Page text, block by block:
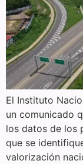
El Instituto
un comunicado
los datos de los
que se
valorización